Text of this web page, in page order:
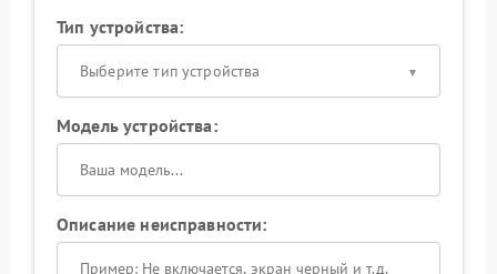
Тип устройства:
Выберите тип устройства
Модель устройства:
Описание неисправности: